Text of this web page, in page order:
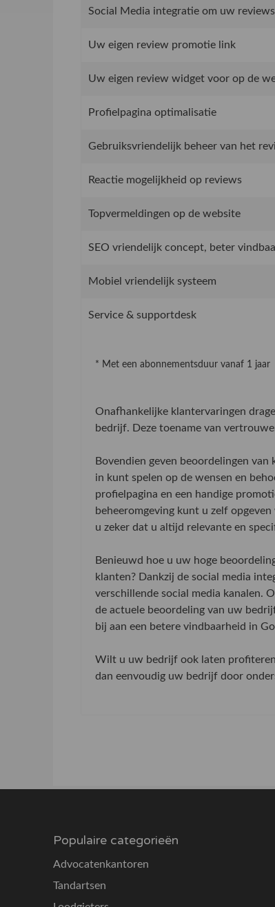
Social Media integratie om uw
Uw eigen review promotie link
Uw eigen review widget voor op de
Profielpagina optimalisatie
Gebruiksvriendelijk beheer van het
Reactie mogelijkheid op reviews
Topvermeldingen op de website
SEO vriendelijk concept, beter
Mobiel vriendelijk systeem
Service & supportdesk
* Met een abonnementsduur vanaf 1 jaar
Onafhankelijke klantervaringen
bedrijf. Deze toename van
Bovendien geven beoordelingen
in kunt spelen op de wensen en
profielpagina en een handige
beheeromgeving kunt u zelf
u zeker dat u altijd relevante en
Benieuwd hoe u uw hoge
klanten? Dankzij de social media
verschillende social media kanalen.
de actuele beoordeling van uw
bij aan een betere vindbaarheid in
Wilt u uw bedrijf ook laten
dan eenvoudig uw bedrijf door
Populaire categorieën
Advocatenkantoren
Tandartsen